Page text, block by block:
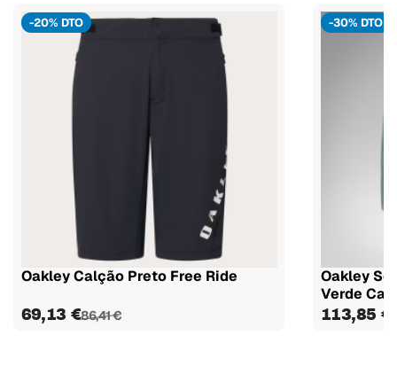
-20% DTO
Oakley Calção Preto Free Ride
69,13 €86,41 €
-30% DTO
Oakley
Verde
113,85 €